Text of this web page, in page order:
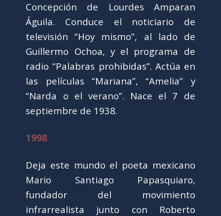
Concepción de Lourdes Amparan
Águila. Conduce el noticiario de
televisión “Hoy mismo”, al lado de
Guillermo Ochoa, y el programa de
radio “Palabras prohibidas”. Actúa en
las películas “Mariana”, “Amelia” y
“Narda o el verano”. Nace el 7 de
septiembre de 1938.
1998
Deja este mundo el poeta mexicano
Mario Santiago Papasquiaro,
fundador del movimiento
infrarrealista junto con Roberto